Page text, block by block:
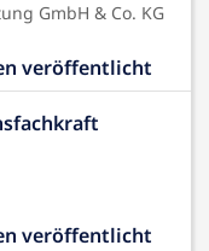
GmbH & Co. KG
veröffentlicht
veröffentlicht